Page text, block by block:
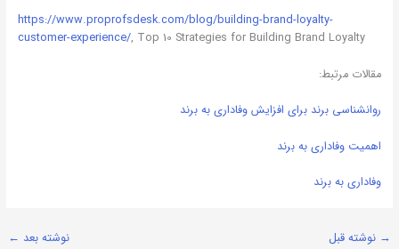
https://www.proprofsdesk.com/blog/building-brand-loyalty-
customer-experience/, Top 10 Strategies for Building Brand Loyalty
مقالات مرتبط:
روانشناسی برند برای افزایش وفاداری به برند
اهمیت وفاداری به برند
وفاداری به برند
→ نوشته قبل نوشته بعد ←